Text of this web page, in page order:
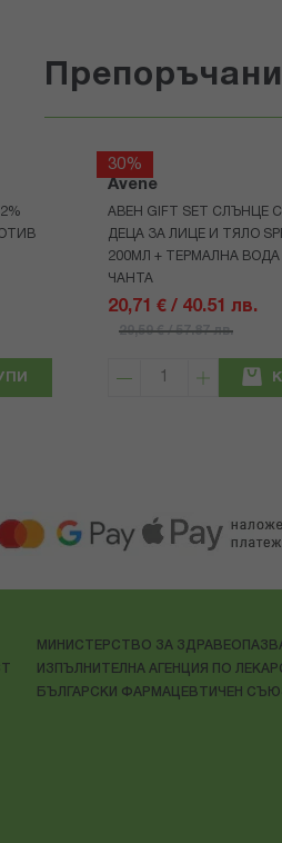
30%
Avene
АВЕН GIFT SET СЛЪНЦЕ
ДЕЦА ЗА ЛИЦЕ И ТЯЛО
200МЛ + ТЕРМАЛНА ВОДА
ЧАНТА
20,71 € / 40.51 лв.
29,59 € / 57.87 лв.
МИНИСТЕРСТВО ЗА
ИЗПЪЛНИТЕЛНА АГЕНЦИЯ ПО
БЪЛГАРСКИ ФАРМАЦЕВТИЧЕН